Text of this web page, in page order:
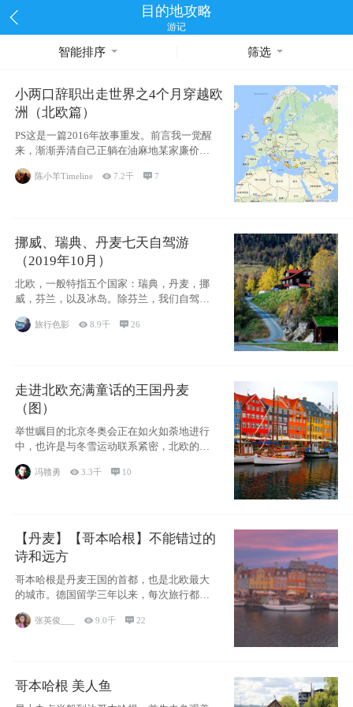
目的地攻略
游记
智能排序 筛选
小两口辞职出走世界之4个月穿越欧
洲（北欧篇）
PS这是一篇2016年故事重发。前言我一觉醒
来，渐渐弄清自己正躺在油麻地某家廉价宾
馆
陈小羊Timeline 7.2千 7
挪威、瑞典、丹麦七天自驾游
（2019年10月）
北欧，一般特指五个国家：瑞典，丹麦，挪
威，芬兰，以及冰岛。除芬兰，我们自驾游
旅行色影 8.9千 26
走进北欧充满童话的王国丹麦
（图）
举世瞩目的北京冬奥会正在如火如荼地进行
中，也许是与冬雪运动联系紧密，北欧的一
些国家因
冯赣勇 3.3千  10
【丹麦】【哥本哈根】不能错过的
诗和远方
哥本哈根是丹麦王国的首都，也是北欧最大
的城市。德国留学三年以来，每次旅行都是
张英俊___ 9.0千 22
哥本哈根 美人鱼